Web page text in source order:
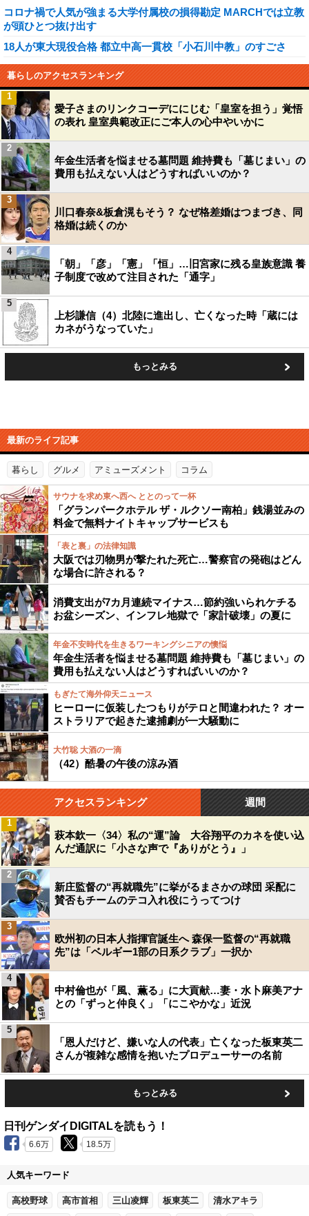
コロナ禍で人気が強まる大学付属校の損得勘定 MARCHでは立教
が頭ひとつ抜け出す
18人が東大現役合格 都立中高一貫校「小石川中教」のすごさ
暮らしのアクセスランキング
愛子さまのリンクコーデににじむ「皇室を担う」覚悟
の表れ 皇室典範改正にご本人の心中やいかに
1
年金生活者を悩ませる墓問題 維持費も「墓じまい」の
費用も払えない人はどうすればいいのか？
2
川口春奈&板倉滉もそう？ なぜ格差婚はつまづき、同
格婚は続くのか
3
「朝」「彦」「憲」「恒」…旧宮家に残る皇族意識 養
子制度で改めて注目された「通字」
4
上杉謙信（4）北陸に進出し、亡くなった時「蔵には
カネがうなっていた」
5
もっとみる
最新のライフ記事
暮らし グルメ アミューズメント コラム
サウナを求め東へ西へ ととのって一杯
「グランパークホテル ザ・ルクソー南柏」銭湯並みの
料金で無料ナイトキャップサービスも
「表と裏」の法律知識
大阪では刃物男が撃たれた死亡…警察官の発砲はどん
な場合に許される？
消費支出が7カ月連続マイナス…節約強いられケチる
お盆シーズン、インフレ地獄で「家計破壊」の夏に
年金不安時代を生きるワーキングシニアの懊悩
年金生活者を悩ませる墓問題 維持費も「墓じまい」の
費用も払えない人はどうすればいいのか？
もぎたて海外仰天ニュース
ヒーローに仮装したつもりがテロと間違われた？ オー
ストラリアで起きた逮捕劇が一大騒動に
大竹聡 大酒の一滴
（42）酷暑の午後の涼み酒
アクセスランキング 週間
萩本欽一〈34〉私の“運”論 大谷翔平のカネを使い込
んだ通訳に「小さな声で『ありがとう』」
1
新庄監督の“再就職先”に挙がるまさかの球団 采配に
賛否もチームのテコ入れ役にうってつけ
2
欧州初の日本人指揮官誕生へ 森保一監督の“再就職
先”は「ベルギー1部の日系クラブ」一択か
3
中村倫也が「風、薫る」に大貢献…妻・水卜麻美アナ
との「ずっと仲良く」「にこやかな」近況
4
「恩人だけど、嫌いな人の代表」亡くなった板東英二
さんが複雑な感情を抱いたプロデューサーの名前
5
もっとみる
日刊ゲンダイDIGITALを読もう！
6.6万 18.5万
人気キーワード
高校野球 高市首相 三山凌輝 板東英二 清水アキラ